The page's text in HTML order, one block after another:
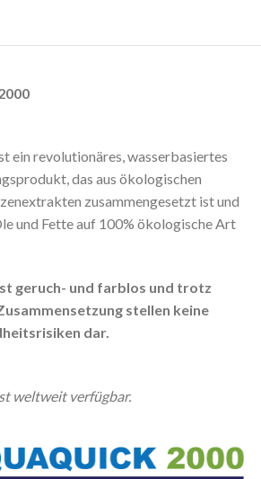
ein revolutionäres, wasserbasiertes
das aus ökologischen
zusammengesetzt ist und
und Fette auf 100% ökologische Art
geruch- und farblos und trotz
stellen keine
dar.
weltweit verfügbar.